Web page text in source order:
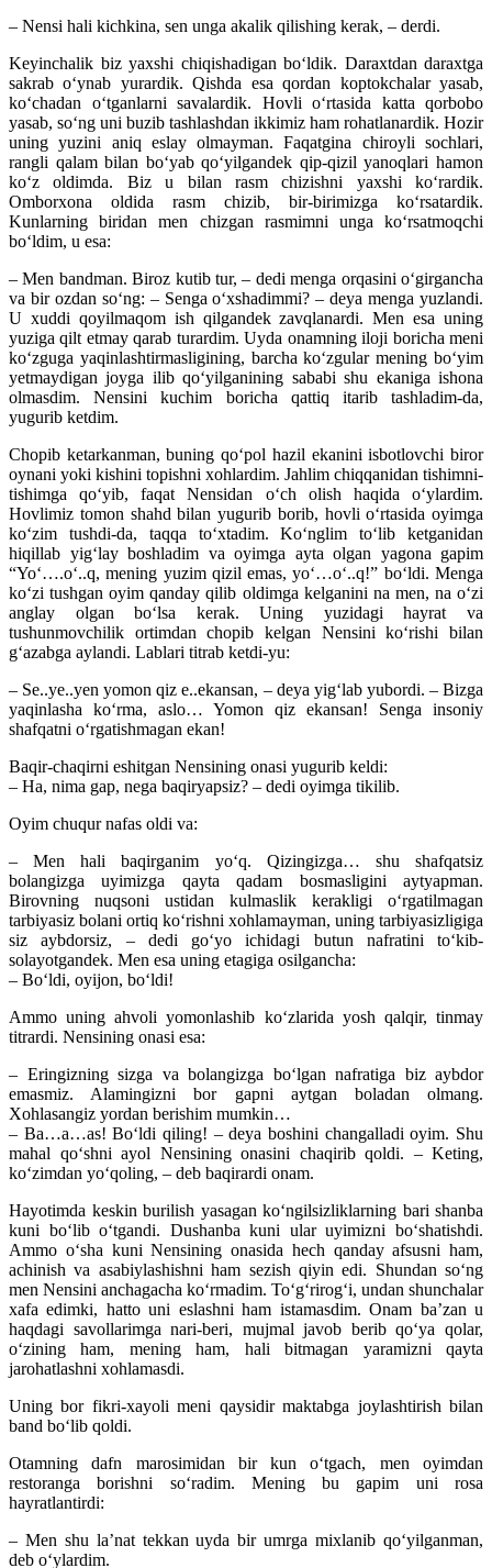
– Nensi hali kichkina, sen unga akalik qilishing kerak, – derdi.
Keyinchalik biz yaxshi chiqishadigan bo‘ldik. Daraxtdan daraxtga
sakrab o‘ynab yurardik. Qishda esa qordan koptokchalar yasab,
ko‘chadan o‘tganlarni savalardik. Hovli o‘rtasida katta qorbobo
yasab, so‘ng uni buzib tashlashdan ikkimiz ham rohatlanardik. Hozir
uning yuzini aniq eslay olmayman. Faqatgina chiroyli sochlari,
rangli qalam bilan bo‘yab qo‘yilgandek qip-qizil yanoqlari hamon
ko‘z oldimda. Biz u bilan rasm chizishni yaxshi ko‘rardik.
Omborxona oldida rasm chizib, bir-birimizga ko‘rsatardik.
Kunlarning biridan men chizgan rasmimni unga ko‘rsatmoqchi
bo‘ldim, u esa:
– Men bandman. Biroz kutib tur, – dedi menga orqasini o‘girgancha
va bir ozdan so‘ng: – Senga o‘xsha­dimmi? – deya menga yuzlandi.
U xuddi qoyilmaqom ish qilgandek zavqlanardi. Men esa uning
yuziga qilt etmay qarab turardim. Uyda onamning iloji boricha meni
ko‘zguga yaqinlashtirmasligining, barcha ko‘zgular mening bo‘yim
yetmaydigan joyga ilib qo‘yilganining sababi shu ekaniga ishona
olmasdim. Nensini kuchim boricha qattiq itarib tashladim-da,
yugurib ketdim.
Chopib ketarkanman, buning qo‘pol hazil ekanini isbotlovchi biror
oynani yoki kishini topishni xohlardim. Jahlim chiqqanidan tishimni-
tishimga qo‘yib, faqat Nensidan o‘ch olish haqida o‘ylardim.
Hovlimiz tomon shahd bilan yugurib borib, hovli o‘rtasida oyimga
ko‘zim tushdi-da, taqqa to‘xtadim. Ko‘nglim to‘lib ketganidan
hiqillab yig‘lay boshladim va oyimga ayta olgan yagona gapim
“Yo‘….o‘..q, mening yuzim qizil emas, yo‘…o‘..q!” bo‘ldi. Menga
ko‘zi tushgan oyim qanday qilib oldimga kelganini na men, na o‘zi
anglay olgan bo‘lsa kerak. Uning yuzidagi hayrat va
tushunmovchilik ortimdan chopib kelgan Nensini ko‘rishi bilan
g‘azabga aylandi. Lablari titrab ketdi-yu:
– Se..ye..yen yomon qiz e..ekansan, – deya yig‘lab yubordi. – Bizga
yaqinlasha ko‘rma, aslo… Yomon qiz ekansan! Senga insoniy
shafqatni o‘rgatishmagan ekan!
Baqir-chaqirni eshitgan Nensining onasi yugurib keldi:
– Ha, nima gap, nega baqiryapsiz? – dedi oyimga tikilib.
Oyim chuqur nafas oldi va:
– Men hali baqirganim yo‘q. Qizingizga… shu shafqatsiz
bolangizga uyimizga qayta qadam bosmasligini aytyapman.
Birovning nuqsoni ustidan kulmaslik kerakligi o‘rgatilmagan
tarbiyasiz bolani ortiq ko‘rishni xohlamayman, uning tarbiyasizligiga
siz aybdorsiz, – dedi go‘yo ichidagi butun nafratini to‘kib-
solayotgandek. Men esa uning etagiga osilgancha:
– Bo‘ldi, oyijon, bo‘ldi!
Ammo uning ahvoli yomonlashib ko‘zlarida yosh qal­qir, tinmay
titrardi. Nensining onasi esa:
– Eringizning sizga va bolangizga bo‘lgan naf­ratiga biz aybdor
emasmiz. Alamingizni bor gapni aytgan boladan olmang.
Xohlasangiz yordan berishim mumkin…
– Ba…a…as! Bo‘ldi qiling! – deya boshini changal­ladi oyim. Shu
mahal qo‘shni ayol Nensining onasini cha­qirib qoldi. – Keting,
ko‘zimdan yo‘qoling, – deb ba­qirardi onam.
Hayotimda keskin burilish yasagan ko‘ngil­siz­lik­larning bari shanba
kuni bo‘lib o‘tgandi. Dushanba kuni ular uyimizni bo‘shatishdi.
Ammo o‘sha kuni Nensining onasida hech qanday afsusni ham,
achinish va asabiylashishni ham sezish qiyin edi. Shundan so‘ng
men Nensini anchagacha ko‘rmadim. To‘g‘rirog‘i, undan shunchalar
xafa edimki, hatto uni eslashni ham istamasdim. Onam ba’zan u
haqdagi savollarimga nari-beri, mujmal javob berib qo‘ya qolar,
o‘zining ham, mening ham, hali bitmagan yaramizni qayta
jarohatlashni xohlamasdi.
Uning bor fikri-xayoli meni qaysidir maktabga joylashtirish bilan
band bo‘lib qoldi.
Otamning dafn marosimidan bir kun o‘tgach, men oyimdan
restoranga borishni so‘radim. Mening bu gapim uni rosa
hayratlantirdi:
– Men shu la’nat tekkan uyda bir umrga mixlanib qo‘yilganman,
deb o‘ylardim.